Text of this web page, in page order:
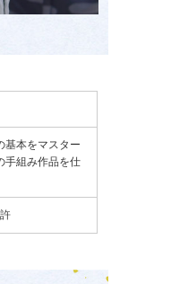
基本をマスター
手組み作品を仕